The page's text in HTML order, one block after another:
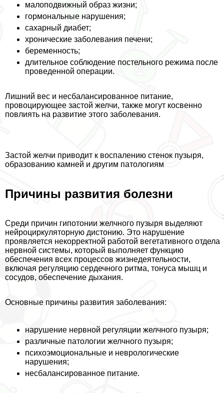
малоподвижный образ жизни;
гормональные нарушения;
сахарный диабет;
хронические заболевания печени;
беременность;
длительное соблюдение постельного режима после
проведенной операции.
Лишний вес и несбалансированное питание,
провоцирующее застой желчи, также могут косвенно
повлиять на развитие этого заболевания.
Застой желчи приводит к воспалению стенок пузыря,
образованию камней и другим патологиям
Причины развития болезни
Среди причин гипотонии желчного пузыря выделяют
нейроциркуляторную дистонию. Это нарушение
проявляется некорректной работой вегетативного отдела
нервной системы, который выполняет функцию
обеспечения всех процессов жизнедеятельности,
включая регуляцию сердечного ритма, тонуса мышц и
сосудов, обеспечение дыхания.
Основные причины развития заболевания:
нарушение нервной регуляции желчного пузыря;
различные патологии желчного пузыря;
психоэмоциональные и неврологические
нарушения;
несбалансированное питание.